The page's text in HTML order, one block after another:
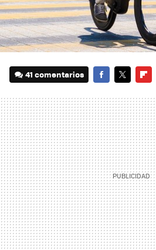
41 comentarios